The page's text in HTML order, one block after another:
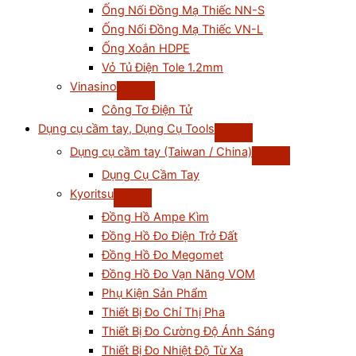
Ống Nối Đồng Mạ Thiếc NN-S
Ống Nối Đồng Mạ Thiếc VN-L
Ống Xoắn HDPE
Vỏ Tủ Điện Tole 1.2mm
Vinasino
Công Tơ Điện Tử
Dụng cụ cầm tay, Dụng Cụ Tools
Dụng cụ cầm tay (Taiwan / China)
Dụng Cụ Cầm Tay
Kyoritsu
Đồng Hồ Ampe Kìm
Đồng Hồ Đo Điện Trở Đất
Đồng Hồ Đo Megomet
Đồng Hồ Đo Vạn Năng VOM
Phụ Kiện Sản Phẩm
Thiết Bị Đo Chỉ Thị Pha
Thiết Bị Đo Cường Độ Ánh Sáng
Thiết Bị Đo Nhiệt Độ Từ Xa